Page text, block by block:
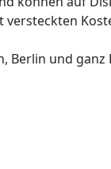
Berlin und ganz